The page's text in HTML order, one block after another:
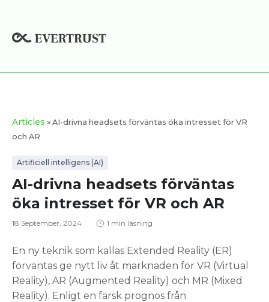
innehåll
Articles » AI-drivna headsets förväntas öka intresset för VR
och AR
Artificiell intelligens (AI)
AI-drivna headsets förväntas
öka intresset för VR och AR
18 September, 2024 1 min läsning
En ny teknik som kallas Extended Reality (ER)
förväntas ge nytt liv åt marknaden för VR (Virtual
Reality), AR (Augmented Reality) och MR (Mixed
Reality). Enligt en färsk prognos från